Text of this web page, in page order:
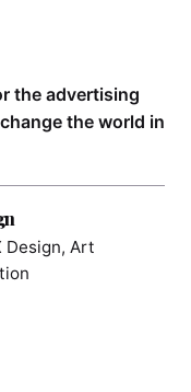
the advertising
the world in
Design, Art